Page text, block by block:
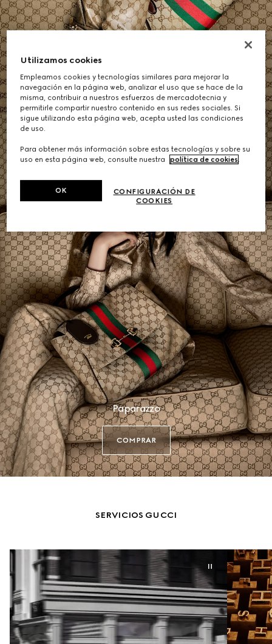
COMPRAR
Paparazzo
COMPRAR
SERVICIOS GUCCI
Utilizamos cookies
Empleamos cookies y tecnologías similares para mejorar la
navegación en la página web, analizar el uso que se hace de la
misma, contribuir a nuestros esfuerzos de mercadotecnia y
permitirle compartir nuestro contenido en sus redes sociales. Si
sigue utilizando esta página web, acepta usted las condiciones
de uso.
Para obtener más información sobre estas tecnologías y sobre su
uso en esta página web, consulte nuestra
política de cookies
CONFIGURACIÓN DE
COOKIES
OK